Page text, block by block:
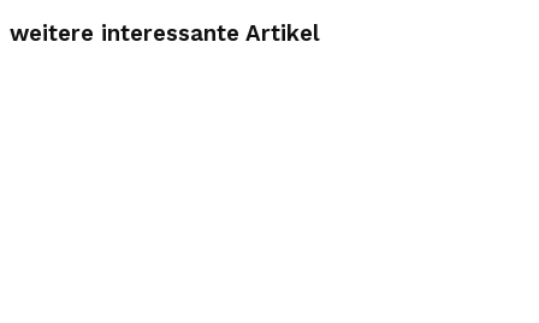
weitere interessante Artikel